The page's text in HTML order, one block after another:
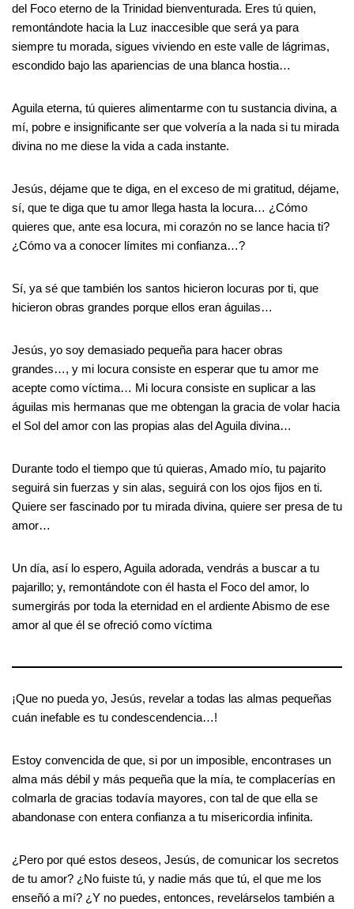
del Foco eterno de la Trinidad bienventurada. Eres tú quien,
remontándote hacia la Luz inaccesible que será ya para
siempre tu morada, sigues viviendo en este valle de lágrimas,
escondido bajo las apariencias de una blanca hostia…
Aguila eterna, tú quieres alimentarme con tu sustancia divina, a
mí, pobre e insignificante ser que volvería a la nada si tu mirada
divina no me diese la vida a cada instante.
Jesús, déjame que te diga, en el exceso de mi gratitud, déjame,
sí, que te diga que tu amor llega hasta la locura… ¿Cómo
quieres que, ante esa locura, mi corazón no se lance hacia ti?
¿Cómo va a conocer límites mi confianza…?
Sí, ya sé que también los santos hicieron locuras por ti, que
hicieron obras grandes porque ellos eran águilas…
Jesús, yo soy demasiado pequeña para hacer obras
grandes…, y mi locura consiste en esperar que tu amor me
acepte como víctima… Mi locura consiste en suplicar a las
águilas mis hermanas que me obtengan la gracia de volar hacia
el Sol del amor con las propias alas del Aguila divina…
Durante todo el tiempo que tú quieras, Amado mío, tu pajarito
seguirá sin fuerzas y sin alas, seguirá con los ojos fijos en ti.
Quiere ser fascinado por tu mirada divina, quiere ser presa de tu
amor…
Un día, así lo espero, Aguila adorada, vendrás a buscar a tu
pajarillo; y, remontándote con él hasta el Foco del amor, lo
sumergirás por toda la eternidad en el ardiente Abismo de ese
amor al que él se ofreció como víctima
¡Que no pueda yo, Jesús, revelar a todas las almas pequeñas
cuán inefable es tu condescendencia…!
Estoy convencida de que, si por un imposible, encontrases un
alma más débil y más pequeña que la mía, te complacerías en
colmarla de gracias todavía mayores, con tal de que ella se
abandonase con entera confianza a tu misericordia infinita.
¿Pero por qué estos deseos, Jesús, de comunicar los secretos
de tu amor? ¿No fuiste tú, y nadie más que tú, el que me los
enseñó a mí? ¿Y no puedes, entonces, revelárselos también a